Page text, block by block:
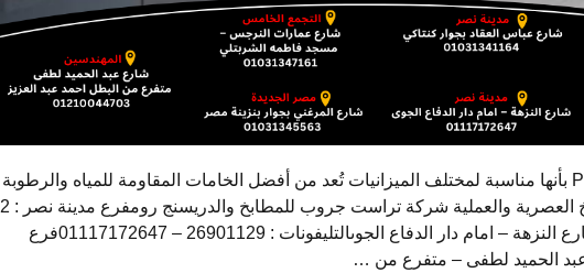
تتميز اسعار مطابخ PVC بأنها مناسبة لمختلف الميزانيات تُعد من أفضل الخامات المقاومة للمياه والرطوبة
لذلك تنتشر في المطابخ العصرية والعملية شركة تراست جروب للمطابخ والدريسنج رومفرع مدينة نصر : 2
عمارات السعودية – شارع النزهة – امام دار الدفاع الجوىالتليفونات : 26901129 – 01117172647فرع